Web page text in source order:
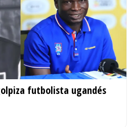
futbolista ugandés